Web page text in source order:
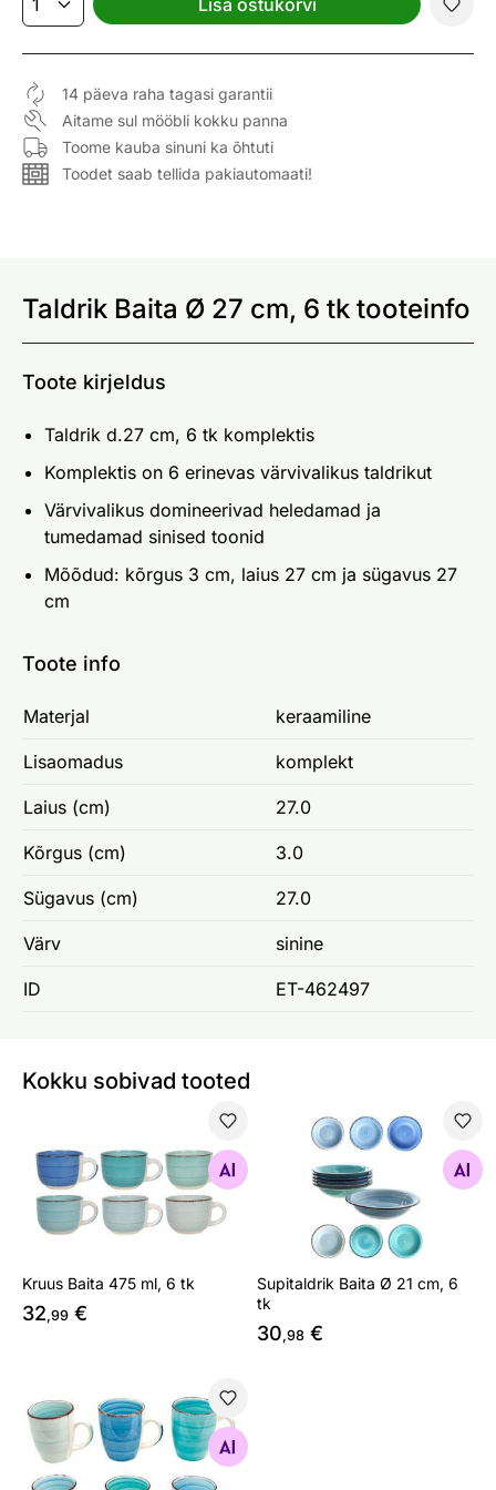
14 päeva raha tagasi garantii
Aitame sul mööbli kokku panna
Toome kauba sinuni ka õhtuti
Toodet saab tellida pakiautomaati!
Taldrik Baita Ø 27 cm, 6 tk tooteinfo
Toote kirjeldus
Taldrik d.27 cm, 6 tk komplektis
Komplektis on 6 erinevas värvivalikus taldrikut
Värvivalikus domineerivad heledamad ja
tumedamad sinised toonid
Mõõdud: kõrgus 3 cm, laius 27 cm ja sügavus 27
cm
Toote info
Materjal keraamiline
Lisaomadus komplekt
Laius (cm) 27.0
Kõrgus (cm) 3.0
Sügavus (cm) 27.0
Värv sinine
ID ET-462497
Kokku sobivad tooted
Otsi sarnaseid
Kruus Baita 475 ml, 6 tk
32,99 €
Supitaldrik Baita Ø 21 cm, 6
Otsi sarnaseid
Supitaldrik Baita Ø 21 cm, 6
tk
30,98 €
Kruus Baita 300 ml, 6 tk
Otsi sarnaseid